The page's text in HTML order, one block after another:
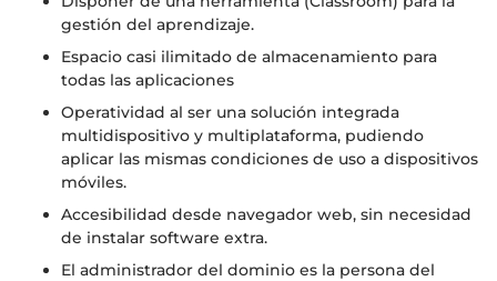
gestión del aprendizaje.
Espacio casi ilimitado de almacenamiento para
todas las aplicaciones
Operatividad al ser una solución integrada
multidispositivo y multiplataforma, pudiendo
aplicar las mismas condiciones de uso a dispositivos
móviles.
Accesibilidad desde navegador web, sin necesidad
de instalar software extra.
El administrador del dominio es la persona del